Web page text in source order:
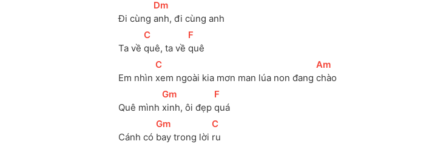
Đi cùng
[Dm
anh, đi cùng anh
Ta về
[
C
quê, ta về
[F
quê
Em nhìn
[
C
xem ngoài kia mơn man lúa non đang
[
Am
chào
Quê mình
[
Gm
xinh, ôi đẹp
[F
quá
Cánh có
[
Gm
bay trong lời
[
C
ru